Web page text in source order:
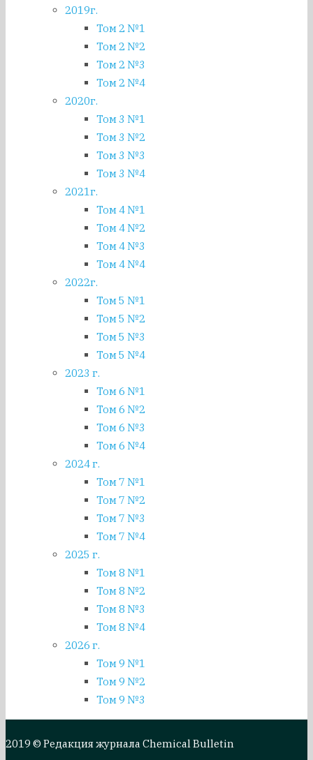
2019г.
Том 2 №1
Том 2 №2
Том 2 №3
Том 2 №4
2020г.
Том 3 №1
Том 3 №2
Том 3 №3
Том 3 №4
2021г.
Том 4 №1
Том 4 №2
Том 4 №3
Том 4 №4
2022г.
Том 5 №1
Том 5 №2
Том 5 №3
Том 5 №4
2023 г.
Том 6 №1
Том 6 №2
Том 6 №3
Том 6 №4
2024 г.
Том 7 №1
Том 7 №2
Том 7 №3
Том 7 №4
2025 г.
Том 8 №1
Том 8 №2
Том 8 №3
Том 8 №4
2026 г.
Том 9 №1
Том 9 №2
Том 9 №3
2019 © Редакция журнала Chemical Bulletin